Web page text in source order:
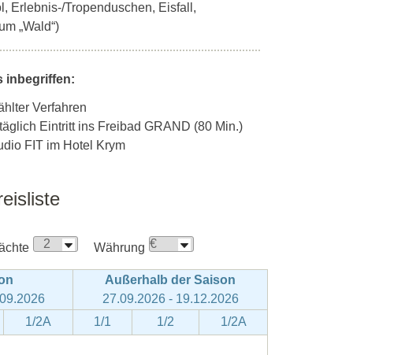
Erlebnis-/Tropenduschen, Eisfall,
„Wald“)
inbegriffen:
Verfahren
Eintritt ins Freibad GRAND (80 Min.)
FIT im Hotel Krym
Währung
Außerhalb der Saison
27.09.2026 - 19.12.2026
1/2A 1/1 1/2
1/2A